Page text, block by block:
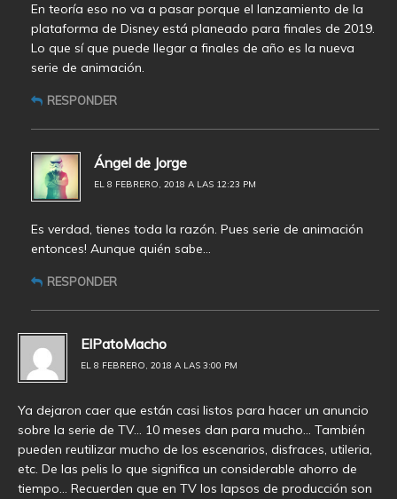
En teoría eso no va a pasar porque el lanzamiento de la
plataforma de Disney está planeado para finales de 2019.
Lo que sí que puede llegar a finales de año es la nueva
serie de animación.
RESPONDER
Ángel de Jorge
EL 8 FEBRERO, 2018 A LAS 12:23 PM
Es verdad, tienes toda la razón. Pues serie de animación
entonces! Aunque quién sabe…
RESPONDER
ElPatoMacho
EL 8 FEBRERO, 2018 A LAS 3:00 PM
Ya dejaron caer que están casi listos para hacer un anuncio
sobre la serie de TV… 10 meses dan para mucho… También
pueden reutilizar mucho de los escenarios, disfraces, utileria,
etc. De las pelis lo que significa un considerable ahorro de
tiempo… Recuerden que en TV los lapsos de producción son